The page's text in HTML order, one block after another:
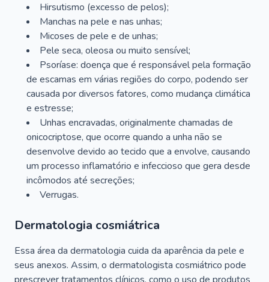
Hirsutismo (excesso de pelos);
Manchas na pele e nas unhas;
Micoses de pele e de unhas;
Pele seca, oleosa ou muito sensível;
Psoríase: doença que é responsável pela formação
de escamas em várias regiões do corpo, podendo ser
causada por diversos fatores, como mudança climática
e estresse;
Unhas encravadas, originalmente chamadas de
onicocriptose, que ocorre quando a unha não se
desenvolve devido ao tecido que a envolve, causando
um processo inflamatório e infeccioso que gera desde
incômodos até secreções;
Verrugas.
Dermatologia cosmiátrica
Essa área da dermatologia cuida da aparência da pele e
seus anexos. Assim, o dermatologista cosmiátrico pode